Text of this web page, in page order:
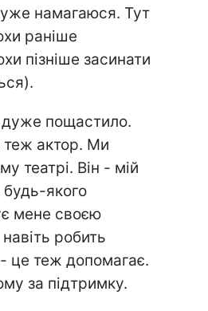
намагаюся. Тут
раніше
пізніше засинати
пощастило.
теж актор. Ми
театрі. Він - мій
будь-якого
мене своєю
робить
це теж допомагає.
за підтримку.